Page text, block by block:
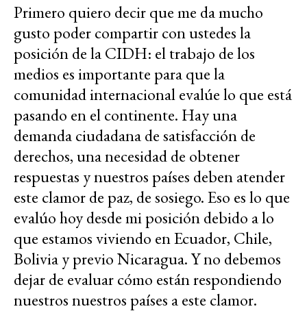
Primero quiero decir que me da mucho
gusto poder compartir con ustedes la
posición de la CIDH: el trabajo de los
medios es importante para que la
comunidad internacional evalúe lo que está
pasando en el continente. Hay una
demanda ciudadana de satisfacción de
derechos, una necesidad de obtener
respuestas y nuestros países deben atender
este clamor de paz, de sosiego. Eso es lo que
evalúo hoy desde mi posición debido a lo
que estamos viviendo en Ecuador, Chile,
Bolivia y previo Nicaragua. Y no debemos
dejar de evaluar cómo están respondiendo
nuestros nuestros países a este clamor.